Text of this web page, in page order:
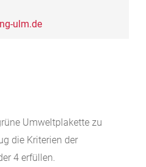
ulm.de
Umweltplakette zu
die Kriterien der
4 erfüllen.